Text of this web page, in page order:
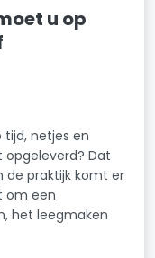
u op
tijd, netjes en
opgeleverd? Dat
de praktijk komt er
om een
het leegmaken